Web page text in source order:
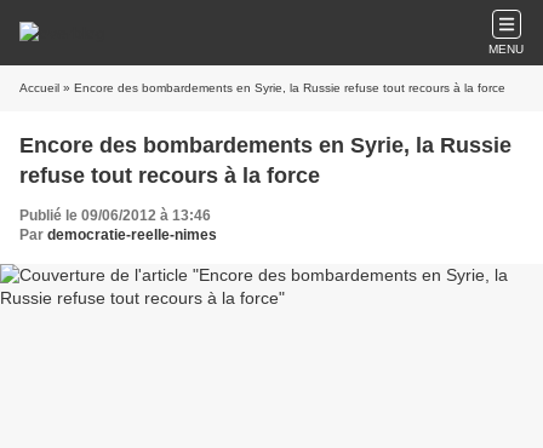
MENU
Accueil » Encore des bombardements en Syrie, la Russie refuse tout recours à la force
Encore des bombardements en Syrie, la Russie
refuse tout recours à la force
Publié le 09/06/2012 à 13:46
Par democratie-reelle-nimes